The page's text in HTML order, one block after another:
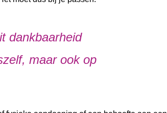
dankbaarheid
maar ook op